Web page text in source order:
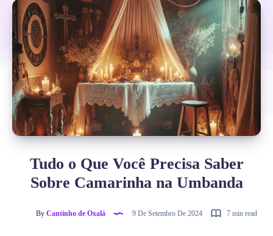
Tudo o Que Você Precisa Saber
Sobre Camarinha na Umbanda
By Cantinho de Oxalá 9 De Setembro De 2024 7 min read